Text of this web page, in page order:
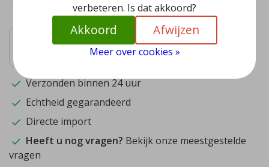
reviews
Verzonden binnen 24 uur
Echtheid gegarandeerd
Directe import
Heeft u nog vragen? Bekijk onze meestgestelde
vragen
verbeteren. Is dat akkoord?
Akkoord Afwijzen
Meer over cookies »